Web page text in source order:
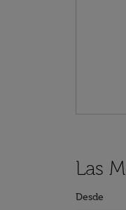
Las
Desde